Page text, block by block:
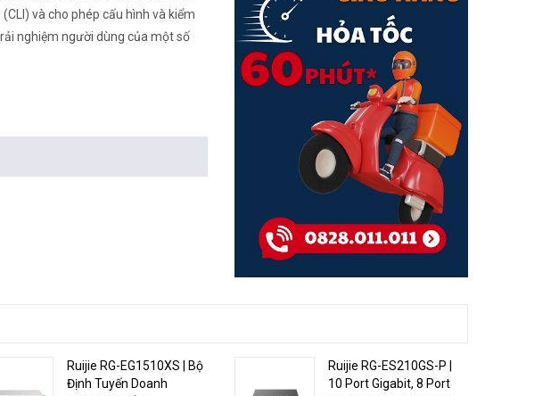
và cho phép cấu hình và kiểm
nghiệm người dùng của một số
Ruijie RG-EG1510XS | Bộ
Định Tuyến Doanh
Ruijie RG-ES210GS-P |
10 Port Gigabit, 8 Port